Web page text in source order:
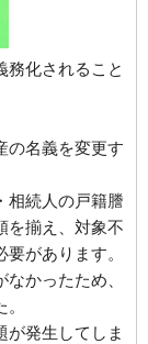
務化されること
の名義を変更す
相続人の戸籍謄
を揃え、対象不
があります。
かったため、
が発生してしま